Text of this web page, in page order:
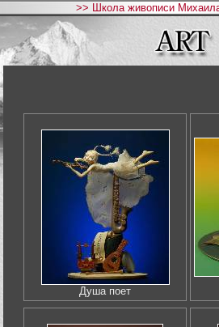
>> Школа живописи
Душа поет